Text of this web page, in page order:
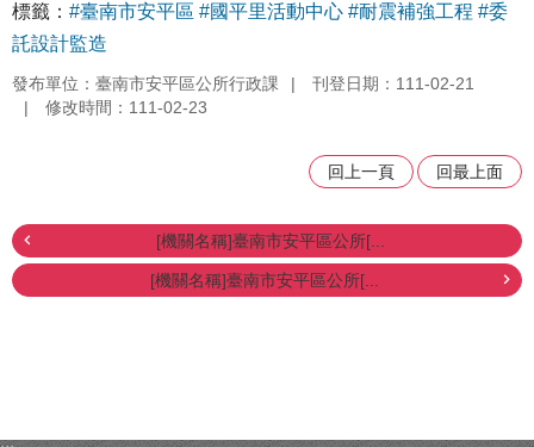
標籤： #臺南市安平區 #國平里活動中心 #耐震補強工程 #委
託設計監造
發布單位：臺南市安平區公所行政課
刊登日期：111-02-21
修改時間：111-02-23
回上一頁 回最上面
[機關名稱]臺南市安平區公所[...
[機關名稱]臺南市安平區公所[...